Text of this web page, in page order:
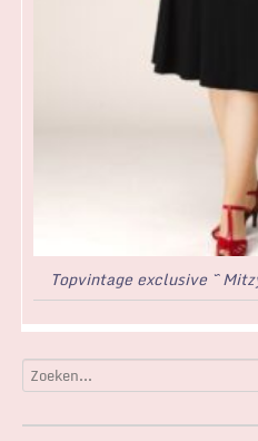
Topvintage exclusive ~